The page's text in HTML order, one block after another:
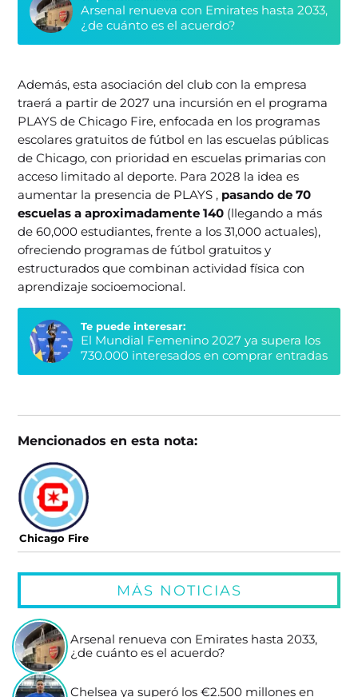
Arsenal renueva con Emirates hasta 2033,
¿de cuánto es el acuerdo?
Además, esta asociación del club con la empresa
traerá a partir de 2027 una incursión en el programa
PLAYS de Chicago Fire, enfocada en los programas
escolares gratuitos de fútbol en las escuelas públicas
de Chicago, con prioridad en escuelas primarias con
acceso limitado al deporte. Para 2028 la idea es
aumentar la presencia de PLAYS , pasando de 70
escuelas a aproximadamente 140 (llegando a más
de 60,000 estudiantes, frente a los 31,000 actuales),
ofreciendo programas de fútbol gratuitos y
estructurados que combinan actividad física con
aprendizaje socioemocional.
Te puede interesar:
El Mundial Femenino 2027 ya supera los
730.000 interesados en comprar entradas
Mencionados en esta nota:
Chicago Fire
MÁS NOTICIAS
Arsenal renueva con Emirates hasta 2033,
¿de cuánto es el acuerdo?
Chelsea ya superó los €2.500 millones en